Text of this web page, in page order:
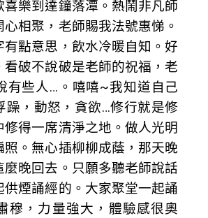
喜樂到達鐘落潭。熱鬧非凡師
心相聚，老師賜我法號惠悌。
有點意思，飲水冷暖自知。好
看破不說破是老師的祝福，老
有些人…。嘻嘻~我知道自己
躁，動怒，貪欲…修行就是修
修得一席清淨之地。做人光明
照。無心插柳柳成蔭，那天晚
麼晚回去。只願多聽老師說話
供煙誦經的。大家聚堂一起誦
穆，力量強大，體驗感很奧